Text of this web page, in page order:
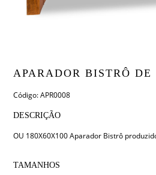
APARADOR BISTRÔ
Código: APR0008
DESCRIÇÃO
OU 180X60X100 Aparador Bistrô
TAMANHOS